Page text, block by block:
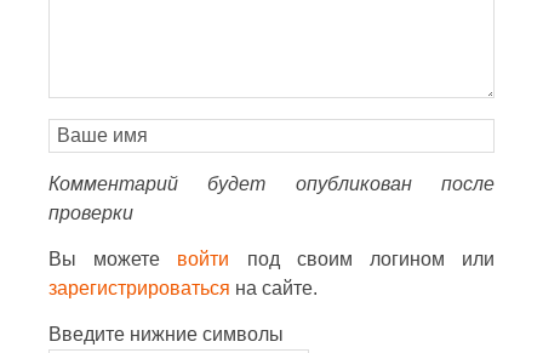
Комментарий будет опубликован после
проверки
Вы можете войти под своим логином или
зарегистрироваться на сайте.
Введите нижние символы